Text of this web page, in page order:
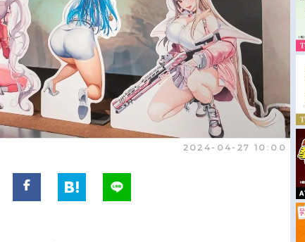
2024-04-27 10:00